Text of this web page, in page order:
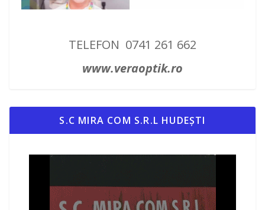
TELEFON 0741 261 662
www.veraoptik.ro
S.C MIRA COM S.R.L HUDEȘTI